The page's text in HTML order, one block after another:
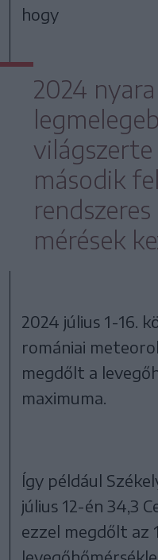
hogy
2024
világszerte
második
mérések
2024 július 1-16.
romániai
megdőlt a
maximuma.
Így például
július 12-én 34,3
ezzel megdőlt az